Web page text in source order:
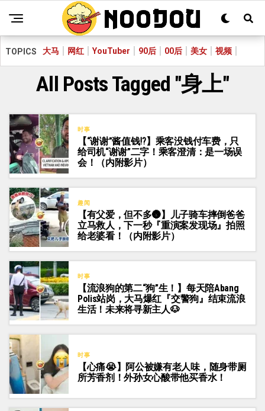
TOPICS 大马 网红 YouTuber 90后 00后 美女 视频
All Posts Tagged "身上"
时事
【“谢谢”酱值钱⁉️】乘客没钱付车费，只
给司机“谢谢”二字！乘客澄清：是一场误
会！（内附影片）
趣闻
【有父爱，但不多🌚】儿子骑车摔倒爸爸
立马救人，下一秒『重演案发现场』拍照
给老婆看！（内附影片）
时事
【流浪狗的第二“狗”生！】每天陪Abang
Polis站岗，大马爆红『交警狗』结束流浪
生活！未来将寻新主人🐶
时事
【心痛😭】阿公被嫌有老人味，随身带厕
所芳香剂！外孙女心酸带他买香水！